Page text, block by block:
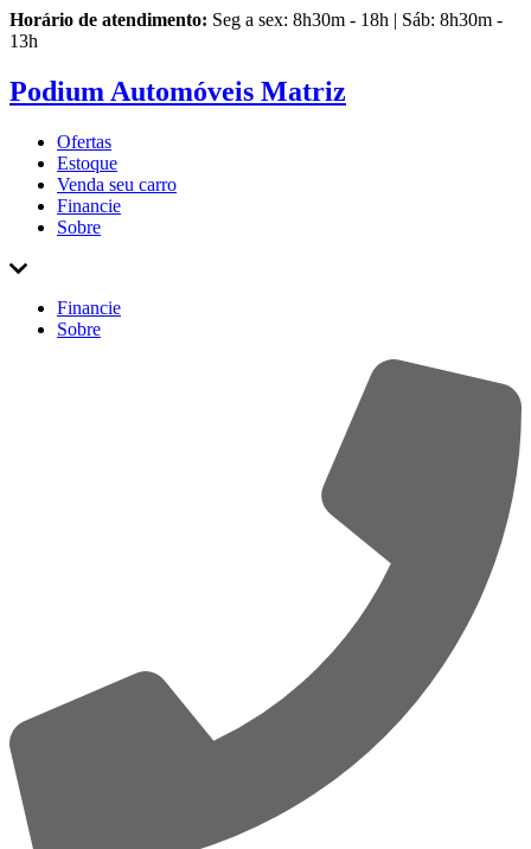
Horário de atendimento: Seg a sex: 8h30m - 18h | Sáb: 8h30m -
13h
Podium Automóveis Matriz
Ofertas
Estoque
Venda seu carro
Financie
Sobre
Financie
Sobre